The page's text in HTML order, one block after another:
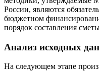
России, являются
бюджетном
порядок составления
Анализ исходных
На следующем этапе